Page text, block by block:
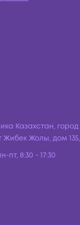
Казахстан,
Жолы, дом
пт, 8:30 - 17:30